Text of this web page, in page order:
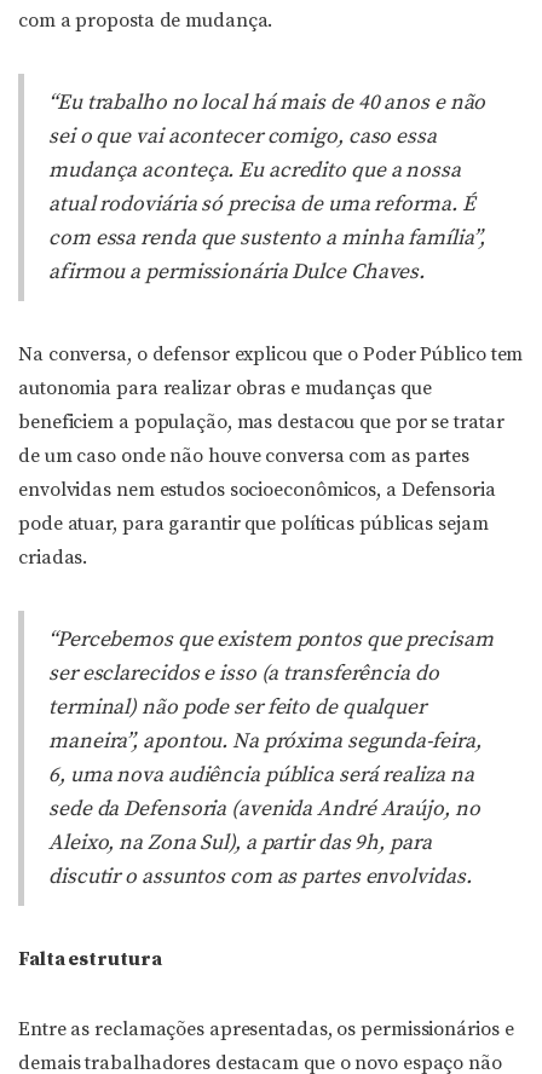
com a proposta de mudança.
“Eu trabalho no local há mais de 40 anos e não
sei o que vai acontecer comigo, caso essa
mudança aconteça. Eu acredito que a nossa
atual rodoviária só precisa de uma reforma. É
com essa renda que sustento a minha família”,
afirmou a permissionária Dulce Chaves.
Na conversa, o defensor explicou que o Poder Público tem
autonomia para realizar obras e mudanças que
beneficiem a população, mas destacou que por se tratar
de um caso onde não houve conversa com as partes
envolvidas nem estudos socioeconômicos, a Defensoria
pode atuar, para garantir que políticas públicas sejam
criadas.
“Percebemos que existem pontos que precisam
ser esclarecidos e isso (a transferência do
terminal) não pode ser feito de qualquer
maneira”, apontou. Na próxima segunda-feira,
6, uma nova audiência pública será realiza na
sede da Defensoria (avenida André Araújo, no
Aleixo, na Zona Sul), a partir das 9h, para
discutir o assuntos com as partes envolvidas.
Falta estrutura
Entre as reclamações apresentadas, os permissionários e
demais trabalhadores destacam que o novo espaço não